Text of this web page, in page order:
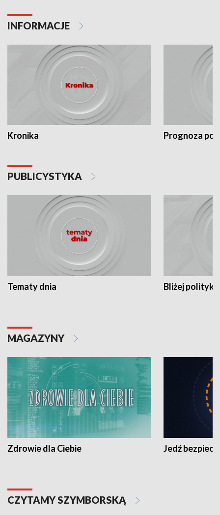
INFORMACJE
Kronika Prognoza
PUBLICYSTYKA
Tematy dnia Bliżej polityki
MAGAZYNY
Zdrowie dla Ciebie Jedź
CZYTAMY SZYMBORSKĄ